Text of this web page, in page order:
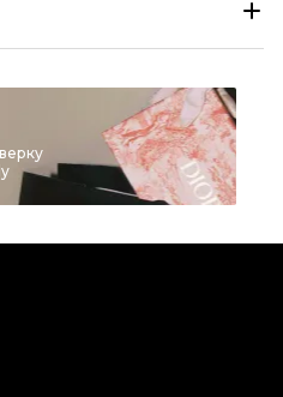
платья
MCQUEEN